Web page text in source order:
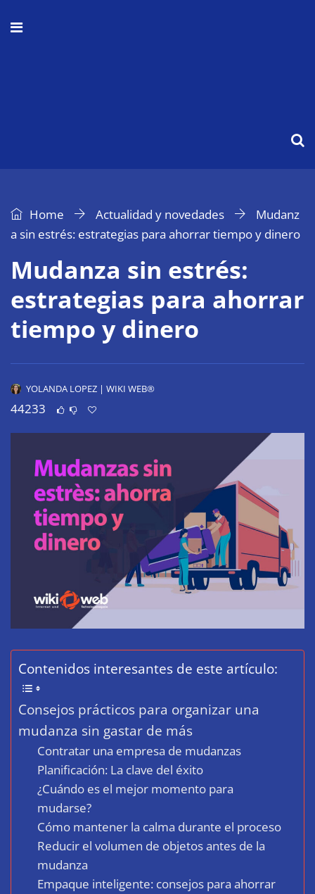
Home Actualidad y novedades
Mudanz
a sin estrés: estrategias para ahorrar tiempo y dinero
Mudanza sin estrés:
estrategias para ahorrar
tiempo y dinero
YOLANDA LOPEZ | WIKI WEB®
44233
Contenidos interesantes de este artículo:
Consejos prácticos para organizar una
mudanza sin gastar de más
Contratar una empresa de mudanzas
Planificación: La clave del éxito
¿Cuándo es el mejor momento para
mudarse?
Cómo mantener la calma durante el proceso
Reducir el volumen de objetos antes de la
mudanza
Empaque inteligente: consejos para ahorrar